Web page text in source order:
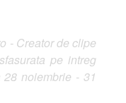
de clipe
pe intreg
noiembrie - 31